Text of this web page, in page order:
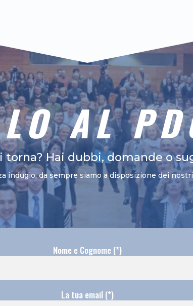
AL
torna? Hai dubbi, domande o
indugio, da sempre siamo a disposizione dei
Nome e Cognome (*)
La tua email (*)